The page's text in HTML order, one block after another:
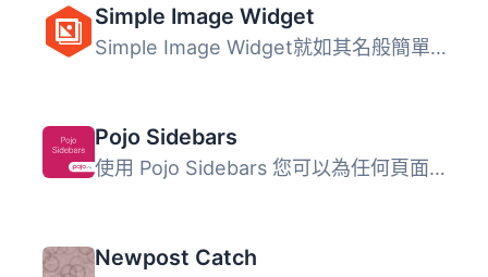
Simple Image Widget
Simple Image Widget就如其名般簡單易用，是在側邊欄中添加圖...
Pojo Sidebars
使用 Pojo Sidebars 您可以為任何頁面創建所需的多個側邊欄，...
Newpost Catch